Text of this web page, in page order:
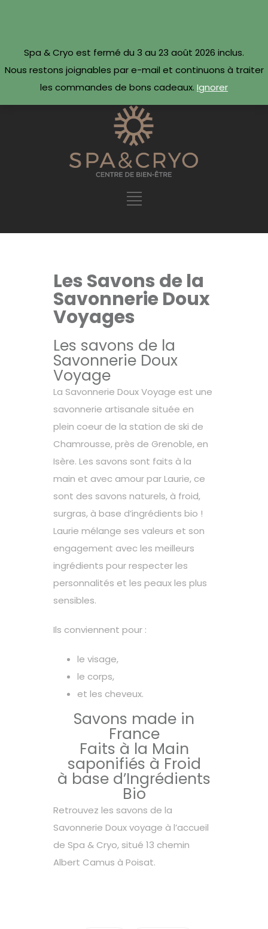
Réserver maintenant ·
Les Savons de la
Savonnerie Doux
Voyages
Les savons de la
Savonnerie Doux
Voyage
La Savonnerie Doux Voyage est une
savonnerie artisanale située en
plein coeur de la station de ski de
Chamrousse, près de Grenoble, en
Isère. Les savons sont faits à la
main et avec amour par Laurie, ce
sont des savons naturels, à froid,
surgras, à base d’ingrédients bio !
Laurie mélange ses valeurs et son
engagement avec les meilleurs
ingrédients pour respecter les
personnalités et les peaux les plus
sensibles.
Ils conviennent pour :
le visage,
le corps,
et les cheveux.
Savons made in
France
Faits à la Main
saponifiés à Froid
à base d’Ingrédients
Bio
Retrouvez les savons de la
Savonnerie Doux voyage à l’accueil
de Spa & Cryo, situé 13 chemin
Albert Camus à Poisat.
Spa & Cryo est fermé du 3 au 23 août 2026 inclus.
Nous restons joignables par e-mail et continuons à traiter
les commandes de bons cadeaux. Ignorer